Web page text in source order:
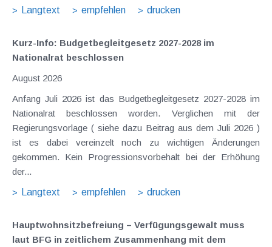
Langtext
empfehlen drucken
Kurz-Info: Budgetbegleitgesetz 2027-2028 im
Nationalrat beschlossen
August 2026
Anfang Juli 2026 ist das Budgetbegleitgesetz 2027-2028 im
Nationalrat beschlossen worden. Verglichen mit der
Regierungsvorlage ( siehe dazu Beitrag aus dem Juli 2026 )
ist es dabei vereinzelt noch zu wichtigen Änderungen
gekommen. Kein Progressionsvorbehalt bei der Erhöhung
der...
Langtext
empfehlen drucken
Hauptwohnsitz​­befreiung – Verfügungsgewalt muss
laut BFG in zeitlichem Zusammenhang mit dem